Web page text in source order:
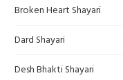
Broken Heart Shayari
Dard Shayari
Desh Bhakti Shayari